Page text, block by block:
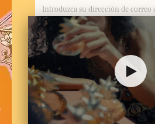
Al facilitar su dirección de correo
electrónicos de Fragonard y confirma que
de baja en cualquier momento.